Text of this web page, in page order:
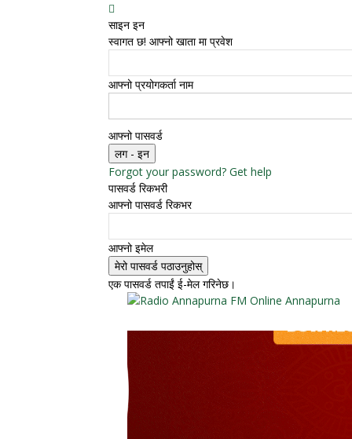
साइन इन
स्वागत छ! आफ्नो खाता मा प्रवेश
आफ्नो प्रयोगकर्ता नाम
आफ्नो पासवर्ड
Forgot your password? Get help
पासवर्ड रिकभरी
आफ्नो पासवर्ड रिकभर
आफ्नो इमेल
एक पासवर्ड तपाईं ई-मेल गरिनेछ।
Online Annapurna